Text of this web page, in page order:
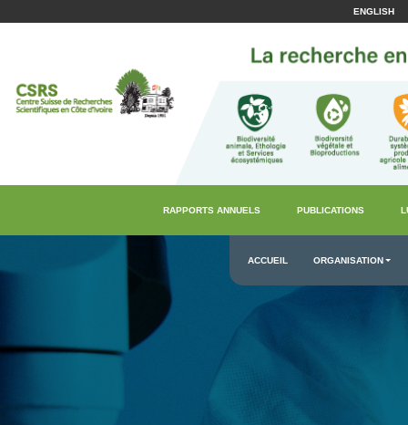
ENGLISH
RAPPORTS ANNUELS PUBLICATIONS
ACCUEIL ORGANISATION